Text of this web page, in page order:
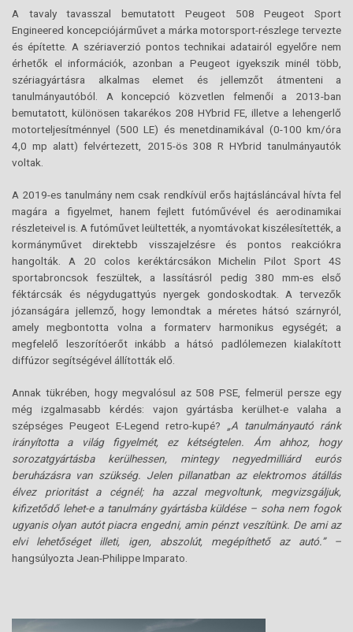
A tavaly tavasszal bemutatott Peugeot 508 Peugeot Sport
Engineered koncepciójárművet a márka motorsport-részlege tervezte
és építette. A szériaverzió pontos technikai adatairól egyelőre nem
érhetők el információk, azonban a Peugeot igyekszik minél több,
szériagyártásra alkalmas elemet és jellemzőt átmenteni a
tanulmányautóból. A koncepció közvetlen felmenői a 2013-ban
bemutatott, különösen takarékos 208 HYbrid FE, illetve a lehengerlő
motorteljesítménnyel (500 LE) és menetdinamikával (0-100 km/óra
4,0 mp alatt) felvértezett, 2015-ös 308 R HYbrid tanulmányautók
voltak.
A 2019-es tanulmány nem csak rendkívül erős hajtásláncával hívta fel
magára a figyelmet, hanem fejlett futóművével és aerodinamikai
részleteivel is. A futóművet leültették, a nyomtávokat kiszélesítették, a
kormányművet direktebb visszajelzésre és pontos reakciókra
hangolták. A 20 colos keréktárcsákon Michelin Pilot Sport 4S
sportabroncsok feszültek, a lassításról pedig 380 mm-es első
féktárcsák és négydugattyús nyergek gondoskodtak. A tervezők
józanságára jellemző, hogy lemondtak a méretes hátsó szárnyról,
amely megbontotta volna a formaterv harmonikus egységét; a
megfelelő leszorítóerőt inkább a hátsó padlólemezen kialakított
diffúzor segítségével állították elő.
Annak tükrében, hogy megvalósul az 508 PSE, felmerül persze egy
még izgalmasabb kérdés: vajon gyártásba kerülhet-e valaha a
szépséges Peugeot E-Legend retro-kupé? „A tanulmányautó ránk
irányította a világ figyelmét, ez kétségtelen. Ám ahhoz, hogy
sorozatgyártásba kerülhessen, mintegy negyedmilliárd eurós
beruházásra van szükség. Jelen pillanatban az elektromos átállás
élvez prioritást a cégnél; ha azzal megvoltunk, megvizsgáljuk,
kifizetődő lehet-e a tanulmány gyártásba küldése – soha nem fogok
ugyanis olyan autót piacra engedni, amin pénzt veszítünk. De ami az
elvi lehetőséget illeti, igen, abszolút, megépíthető az autó.” –
hangsúlyozta Jean-Philippe Imparato.